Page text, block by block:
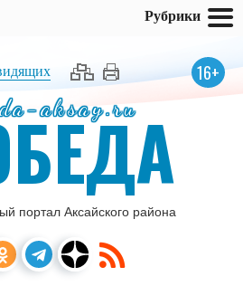
16+
aksay.ru
портал Аксайского района
Рубрики